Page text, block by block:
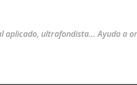
aplicado, ultrafondista… Ayudo a